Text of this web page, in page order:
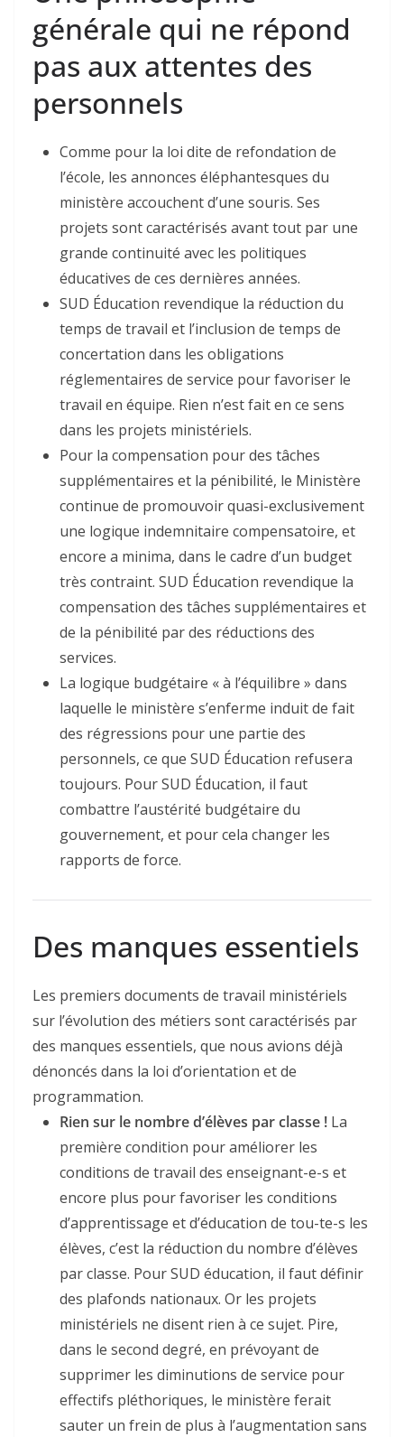
générale qui ne répond
pas aux attentes des
personnels
Comme pour la loi dite de refondation de
l’école, les annonces éléphantesques du
ministère accouchent d’une souris. Ses
projets sont caractérisés avant tout par une
grande continuité avec les politiques
éducatives de ces dernières années.
SUD Éducation revendique la réduction du
temps de travail et l’inclusion de temps de
concertation dans les obligations
réglementaires de service pour favoriser le
travail en équipe. Rien n’est fait en ce sens
dans les projets ministériels.
Pour la compensation pour des tâches
supplémentaires et la pénibilité, le Ministère
continue de promouvoir quasi-exclusivement
une logique indemnitaire compensatoire, et
encore a minima, dans le cadre d’un budget
très contraint. SUD Éducation revendique la
compensation des tâches supplémentaires et
de la pénibilité par des réductions des
services.
La logique budgétaire « à l’équilibre » dans
laquelle le ministère s’enferme induit de fait
des régressions pour une partie des
personnels, ce que SUD Éducation refusera
toujours. Pour SUD Éducation, il faut
combattre l’austérité budgétaire du
gouvernement, et pour cela changer les
rapports de force.
Des manques essentiels
Les premiers documents de travail ministériels
sur l’évolution des métiers sont caractérisés par
des manques essentiels, que nous avions déjà
dénoncés dans la loi d’orientation et de
programmation.
Rien sur le nombre d’élèves par classe ! La
première condition pour améliorer les
conditions de travail des enseignant-e-s et
encore plus pour favoriser les conditions
d’apprentissage et d’éducation de tou-te-s les
élèves, c’est la réduction du nombre d’élèves
par classe. Pour SUD éducation, il faut définir
des plafonds nationaux. Or les projets
ministériels ne disent rien à ce sujet. Pire,
dans le second degré, en prévoyant de
supprimer les diminutions de service pour
effectifs pléthoriques, le ministère ferait
sauter un frein de plus à l’augmentation sans